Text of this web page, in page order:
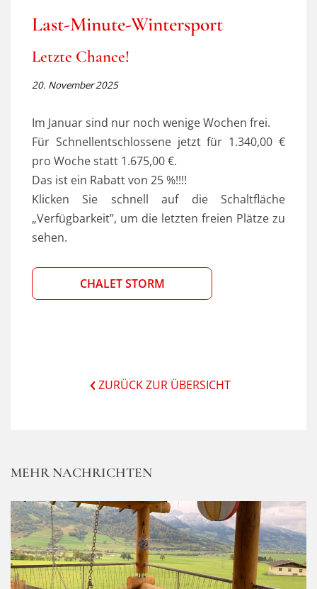
Last-Minute-Wintersport
Letzte Chance!
20. November 2025
Im Januar sind nur noch wenige Wochen frei.
Für Schnellentschlossene jetzt für 1.340,00 €
pro Woche statt 1.675,00 €.
Das ist ein Rabatt von 25 %!!!!
Klicken Sie schnell auf die Schaltfläche
„Verfügbarkeit”, um die letzten freien Plätze zu
sehen.
CHALET STORM
ZURÜCK ZUR ÜBERSICHT
MEHR NACHRICHTEN